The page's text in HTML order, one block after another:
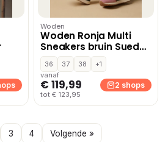
Woden
Woden Ronja Multi
Sneakers bruin Suede
– Groen
36 37 38
+1
vanaf
€ 119,99
tot € 123,95
2 shops
3 4 Volgende »